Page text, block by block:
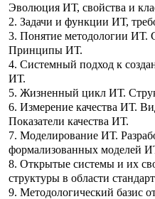
Эволюция ИТ, свойства и
2. Задачи и функции ИТ,
3. Понятие методологии ИТ.
Принципы ИТ.
4. Системный подход к
ИТ.
5. Жизненный цикл ИТ.
6. Измерение качества ИТ.
Показатели качества ИТ.
7. Моделирование ИТ.
формализованных моделей
8. Открытые системы и их
структуры в области
9. Методологический базис